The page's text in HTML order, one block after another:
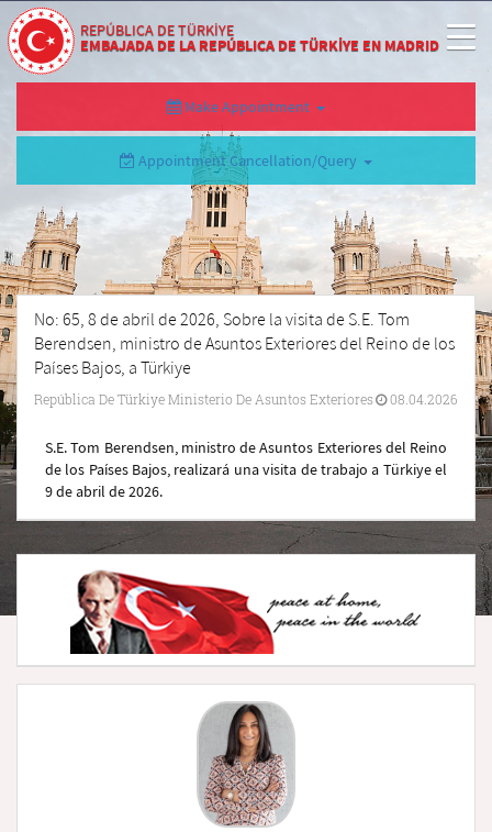
REPÚBLICA DE TÜRKİYE
EMBAJADA DE LA REPÚBLICA DE TÜRKİYE EN MADRID
Make Appointment
Appointment Cancellation/Query
No: 65, 8 de abril de 2026, Sobre la visita de S.E. Tom
Berendsen, ministro de Asuntos Exteriores del Reino de los
Países Bajos, a Türkiye
República De Türkiye Ministerio De Asuntos Exteriores 08.04.2026
S.E. Tom Berendsen, ministro de Asuntos Exteriores del Reino
de los Países Bajos, realizará una visita de trabajo a Türkiye el
9 de abril de 2026.